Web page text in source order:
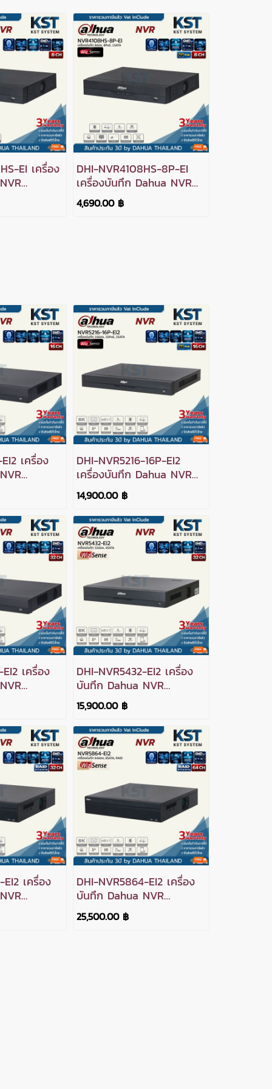
EI เครื่อง
1SATA
DHI-NVR4108HS-8P-EI
เครื่องบันทึก Dahua NVR
WizSense 8ช่อง 8PoE
1SATA
4,690.00 ฿
เครื่อง
2SATA
DHI-NVR5216-16P-EI2
เครื่องบันทึก Dahua NVR
WizSense 16ช่อง 16PoE
2SATA
14,900.00 ฿
เครื่อง
2SATA
DHI-NVR5432-EI2 เครื่อง
บันทึก Dahua NVR
WizSense 32ช่อง 4SATA
15,900.00 ฿
เครื่อง
8SATA
DHI-NVR5864-EI2 เครื่อง
บันทึก Dahua NVR
WizSense 64ช่อง 8SATA
25,500.00 ฿